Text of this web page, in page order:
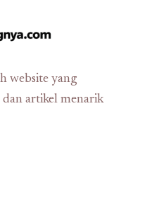
website yang
artikel menarik